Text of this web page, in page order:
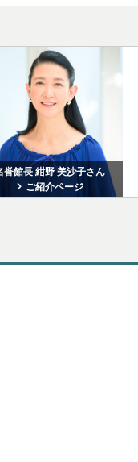
誉館長 紺野 美沙子さん
ご紹介ページ